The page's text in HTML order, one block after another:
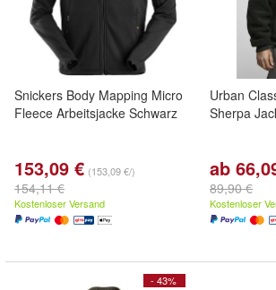
Snickers Body Mapping Micro
Fleece Arbeitsjacke Schwarz
153,09 € (153,09 €/)
154,11 €
Kostenloser Versand
Urban
Sherpa
ab
89,90 €
Kostenloser
- 43%